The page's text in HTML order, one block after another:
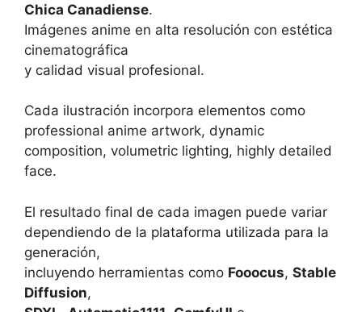
Chica Canadiense.
Imágenes anime en alta resolución con estética
cinematográfica
y calidad visual profesional.
Cada ilustración incorpora elementos como
professional anime artwork, dynamic
composition, volumetric lighting, highly detailed
face.
El resultado final de cada imagen puede variar
dependiendo de la plataforma utilizada para la
generación,
incluyendo herramientas como Fooocus, Stable
Diffusion,